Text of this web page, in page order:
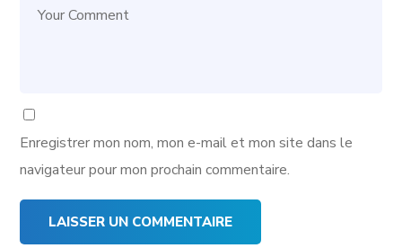
Enregistrer mon nom, mon e-mail et mon site dans le
navigateur pour mon prochain commentaire.